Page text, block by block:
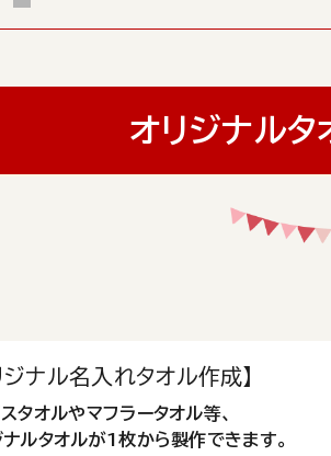
オリジナルタ
ジナル名入れタオル作成】
タオルやマフラータオル等、
ナルタオルが1枚から製作できます。